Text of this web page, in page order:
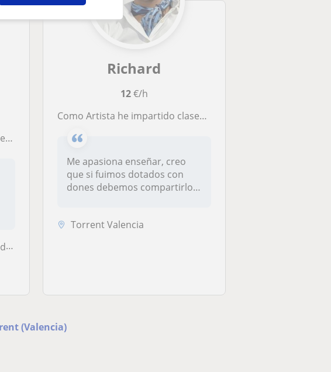
Richard
12€/h
Como Artista he impartido clases tanto a niños como a Adultos Mayores, se implementar tanto la pedagogía y andragogia
Me apasiona enseñar, creo
que si fuimos dotados con
dones debemos compartirlos
Torrent Valencia
(Valencia)